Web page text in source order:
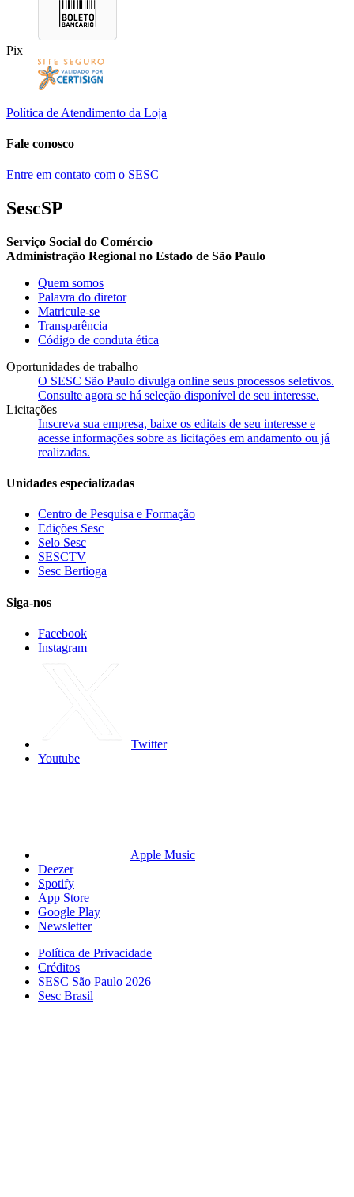
Pix
Política de Atendimento da Loja
Fale conosco
Entre em contato com o SESC
SescSP
Serviço Social do Comércio
Administração Regional no Estado de São Paulo
Quem somos
Palavra do diretor
Matricule-se
Transparência
Código de conduta ética
Oportunidades de trabalho
O SESC São Paulo divulga online seus processos seletivos.
Consulte agora se há seleção disponível de seu interesse.
Licitações
Inscreva sua empresa, baixe os editais de seu interesse e
acesse informações sobre as licitações em andamento ou já
realizadas.
Unidades especializadas
Centro de Pesquisa e Formação
Edições Sesc
Selo Sesc
SESCTV
Sesc Bertioga
Siga-nos
Facebook
Instagram
Twitter
Youtube
Apple Music
Deezer
Spotify
App Store
Google Play
Newsletter
Política de Privacidade
Créditos
SESC São Paulo 2026
Sesc Brasil